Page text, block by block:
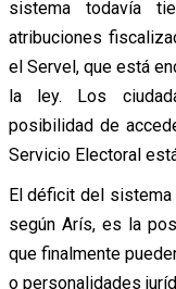
sistema todavía
atribuciones
el Servel, que está
la ley. Los
posibilidad de
Servicio Electoral
El déficit del sistema
según Arís, es la
que finalmente
o personalidades